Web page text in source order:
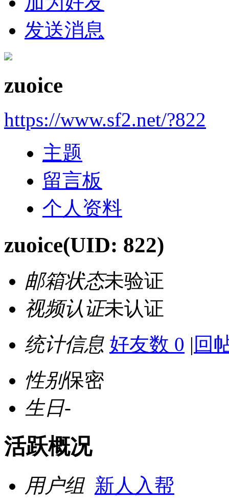
发送消息
zuoice
https://www.sf2.net/?822
主题
留言板
个人资料
zuoice(UID: 822)
邮箱状态未验证
视频认证未认证
统计信息 好友数 0 | 回
性别保密
生日-
活跃概况
用户组 新人入帮